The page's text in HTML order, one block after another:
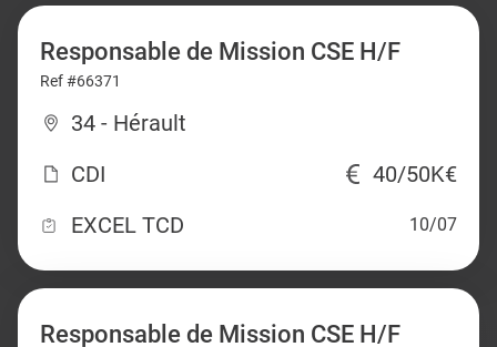
Responsable de Mission CSE H/F
Ref #66371
34 - Hérault
CDI
40/50K€
EXCEL TCD
10/07
Responsable de Mission CSE H/F